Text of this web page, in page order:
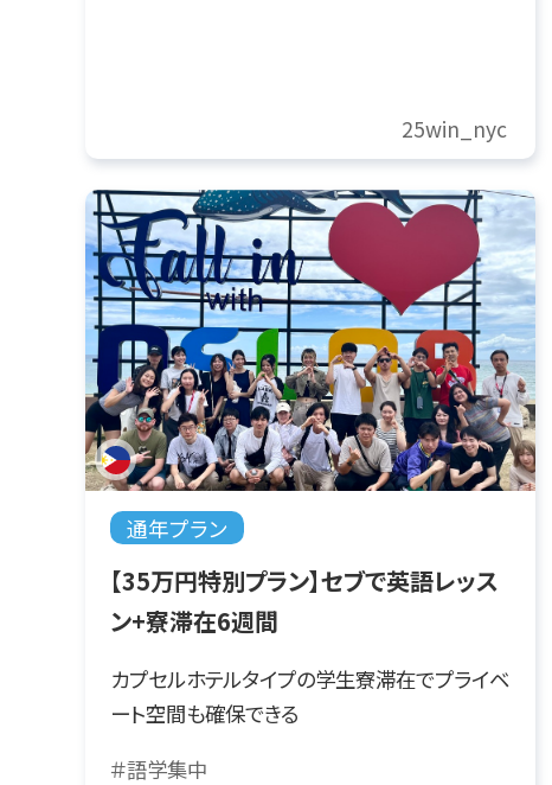
25win_nyc
通年プラン
【35万円特別プラン】セブで英語レッス
ン+寮滞在6週間
カプセルホテルタイプの学生寮滞在でプライベ
ート空間も確保できる
＃語学集中